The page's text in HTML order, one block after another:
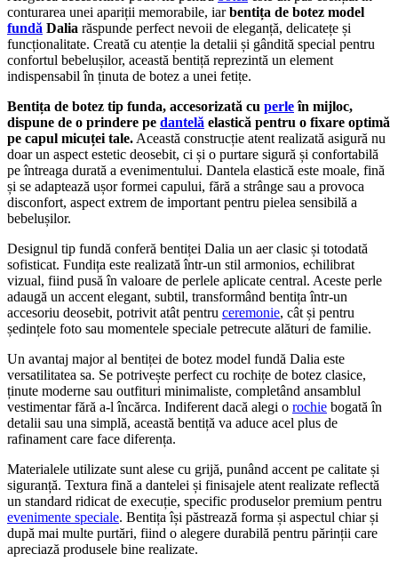
conturarea unei apariții memorabile, iarbentița de botez model
fundă Dalia răspunde perfect nevoii de eleganță, delicatețe și
funcționalitate. Creată cu atenție la detalii și gândită special pentru
confortul bebelușilor, această bentiță reprezintă un element
indispensabil în ținuta de botez a unei fetițe.
Bentița de botez tip funda, accesorizată cu perleîn mijloc,
dispune de o prindere pe dantelă elastică pentru o fixare optimă
pe capul micuței tale. Această construcție atent realizată asigură nu
doar un aspect estetic deosebit, ci și o purtare sigură și confortabilă
pe întreaga durată a evenimentului. Dantela elastică este moale, fină
și se adaptează ușor formei capului, fără a strânge sau a provoca
disconfort, aspect extrem de important pentru pielea sensibilă a
bebelușilor.
Designul tip fundă conferă bentiței Dalia un aer clasic și totodată
sofisticat. Fundița este realizată într-un stil armonios, echilibrat
vizual, fiind pusă în valoare de perlele aplicate central. Aceste perle
adaugă un accent elegant, subtil, transformând bentița într-un
accesoriu deosebit, potrivit atât pentru ceremonie, cât și pentru
ședințele foto sau momentele speciale petrecute alături de familie.
Un avantaj major al bentiței de botez model fundă Dalia este
versatilitatea sa. Se potrivește perfect cu rochițe de botez clasice,
ținute moderne sau outfituri minimaliste, completând ansamblul
vestimentar fără a-l încărca. Indiferent dacă alegi o rochie bogată în
detalii sau una simplă, această bentiță va aduce acel plus de
rafinament care face diferența.
Materialele utilizate sunt alese cu grijă, punând accent pe calitate și
siguranță. Textura fină a dantelei și finisajele atent realizate reflectă
un standard ridicat de execuție, specific produselor premium pentru
evenimente speciale. Bentița își păstrează forma și aspectul chiar și
după mai multe purtări, fiind o alegere durabilă pentru părinții care
apreciază produsele bine realizate.